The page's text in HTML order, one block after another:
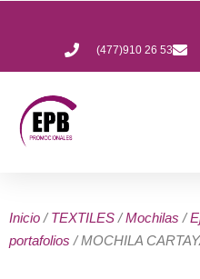
(477)910 26 53
Inicio /TEXTILES /Mochilas /
portafolios / MOCHILA